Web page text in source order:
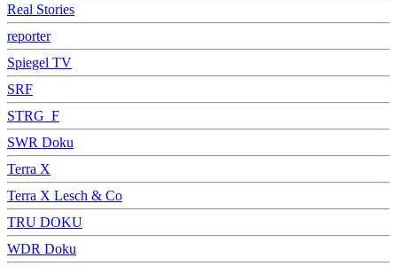
Real Stories
reporter
Spiegel TV
SRF
STRG_F
SWR Doku
Terra X
Terra X Lesch & Co
TRU DOKU
WDR Doku